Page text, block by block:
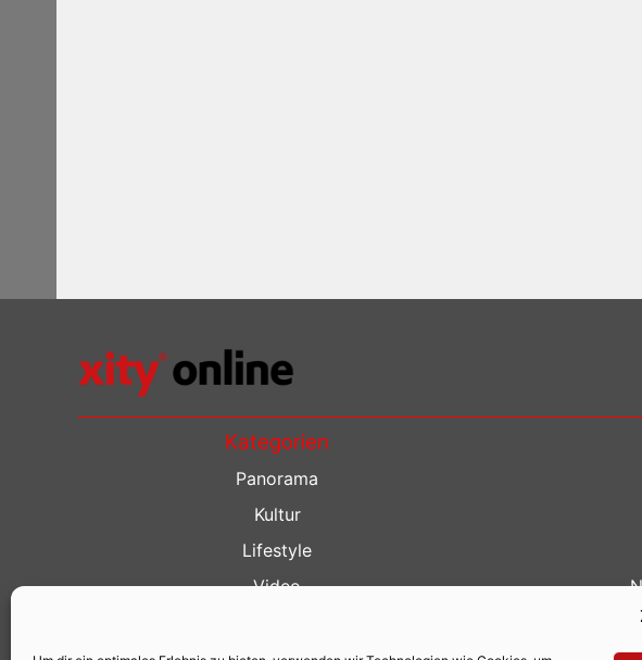
Kategorien
Panorama
Kultur
Lifestyle
Video